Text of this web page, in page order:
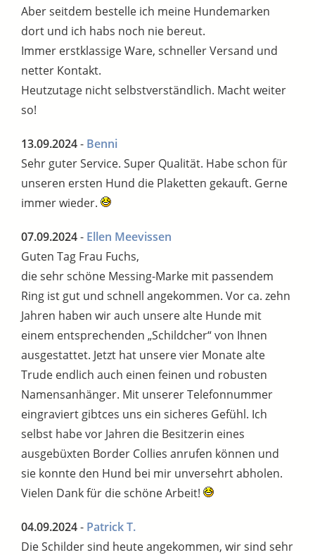
Aber seitdem bestelle ich meine Hundemarken
dort und ich habs noch nie bereut.
Immer erstklassige Ware, schneller Versand und
netter Kontakt.
Heutzutage nicht selbstverständlich. Macht weiter
so!
13.09.2024- Benni
Sehr guter Service. Super Qualität. Habe schon für
unseren ersten Hund die Plaketten gekauft. Gerne
immer wieder.
07.09.2024- Ellen Meevissen
Guten Tag Frau Fuchs,
die sehr schöne Messing-Marke mit passendem
Ring ist gut und schnell angekommen. Vor ca. zehn
Jahren haben wir auch unsere alte Hunde mit
einem entsprechenden „Schildcher“ von Ihnen
ausgestattet. Jetzt hat unsere vier Monate alte
Trude endlich auch einen feinen und robusten
Namensanhänger. Mit unserer Telefonnummer
eingraviert gibtces uns ein sicheres Gefühl. Ich
selbst habe vor Jahren die Besitzerin eines
ausgebüxten Border Collies anrufen können und
sie konnte den Hund bei mir unversehrt abholen.
Vielen Dank für die schöne Arbeit!
04.09.2024- Patrick T.
Die Schilder sind heute angekommen, wir sind sehr